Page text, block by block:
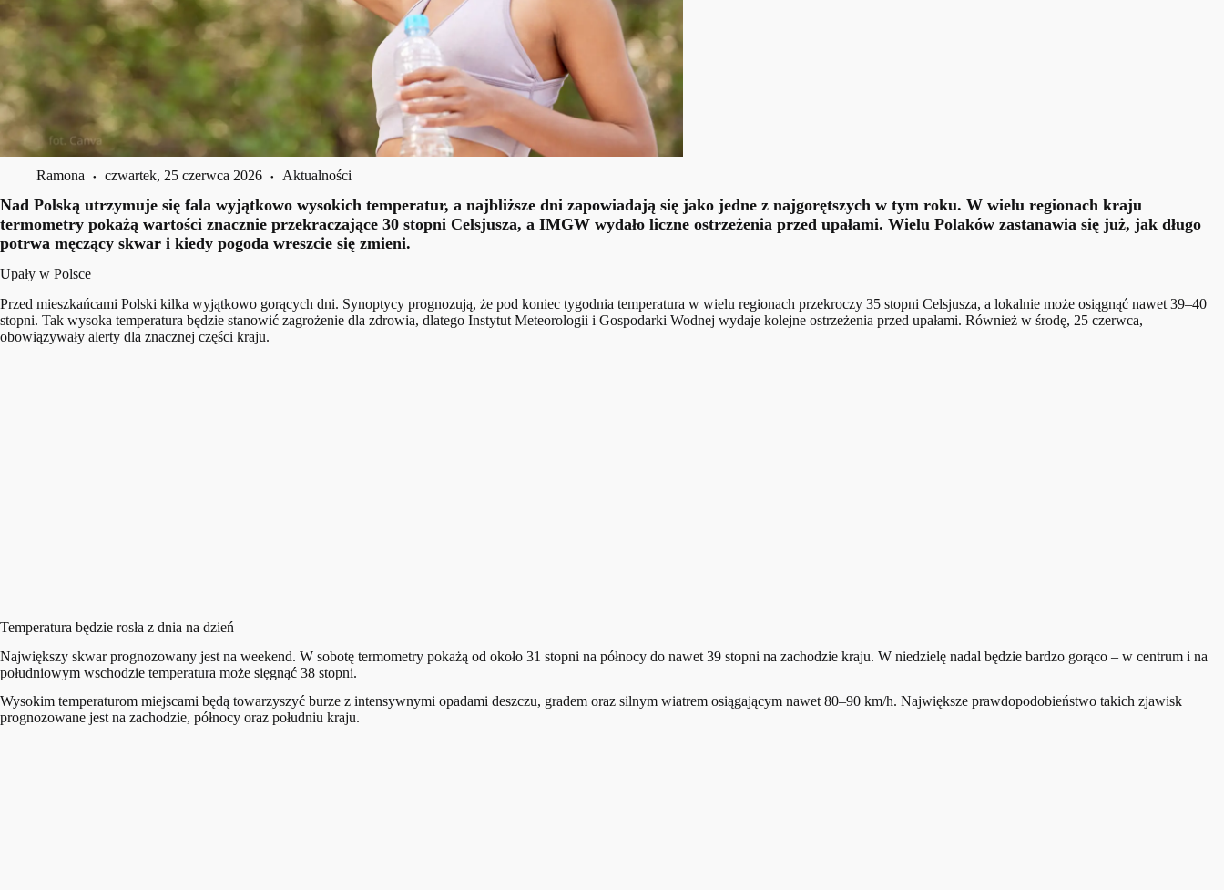
Ramona czwartek, 25 czerwca 2026 Aktualności
Nad Polską utrzymuje się fala wyjątkowo wysokich temperatur, a najbliższe dni zapowiadają się jako jedne z najgorętszych w tym roku. W wielu regionach kraju
termometry pokażą wartości znacznie przekraczające 30 stopni Celsjusza, a IMGW wydało liczne ostrzeżenia przed upałami. Wielu Polaków zastanawia się już, jak długo
potrwa męczący skwar i kiedy pogoda wreszcie się zmieni.
Upały w Polsce
Przed mieszkańcami Polski kilka wyjątkowo gorących dni. Synoptycy prognozują, że pod koniec tygodnia temperatura w wielu regionach przekroczy 35 stopni Celsjusza, a lokalnie może osiągnąć nawet 39–40
stopni. Tak wysoka temperatura będzie stanowić zagrożenie dla zdrowia, dlatego Instytut Meteorologii i Gospodarki Wodnej wydaje kolejne ostrzeżenia przed upałami. Również w środę, 25 czerwca,
obowiązywały alerty dla znacznej części kraju.
Temperatura będzie rosła z dnia na dzień
Największy skwar prognozowany jest na weekend. W sobotę termometry pokażą od około 31 stopni na północy do nawet 39 stopni na zachodzie kraju. W niedzielę nadal będzie bardzo gorąco – w centrum i na
południowym wschodzie temperatura może sięgnąć 38 stopni.
Wysokim temperaturom miejscami będą towarzyszyć burze z intensywnymi opadami deszczu, gradem oraz silnym wiatrem osiągającym nawet 80–90 km/h. Największe prawdopodobieństwo takich zjawisk
prognozowane jest na zachodzie, północy oraz południu kraju.